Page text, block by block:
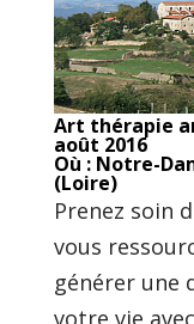
Art thérapie
août 2016
Où : Notre-
(Loire)
Prenez soin
vous
générer une
votre vie